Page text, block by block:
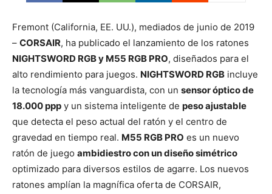
Fremont (California, EE. UU.), mediados de junio de 2019
– CORSAIR, ha publicado el lanzamiento de los ratones
NIGHTSWORD RGB y M55 RGB PRO, diseñados para el
alto rendimiento para juegos. NIGHTSWORD RGB incluye
la tecnología más vanguardista, con un sensor óptico de
18.000 ppp y un sistema inteligente de peso ajustable
que detecta el peso actual del ratón y el centro de
gravedad en tiempo real. M55 RGB PRO es un nuevo
ratón de juego ambidiestro con un diseño simétrico
optimizado para diversos estilos de agarre. Los nuevos
ratones amplían la magnífica oferta de CORSAIR,